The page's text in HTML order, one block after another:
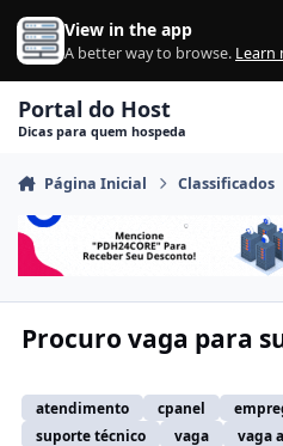
Ir para conteúdo
View in the app
A better way to browse. Learn
Portal do Host
Dicas para quem hospeda
Página Inicial Classificados
Procuro vaga para
atendimento cpanel
suporte técnico
vaga
vaga